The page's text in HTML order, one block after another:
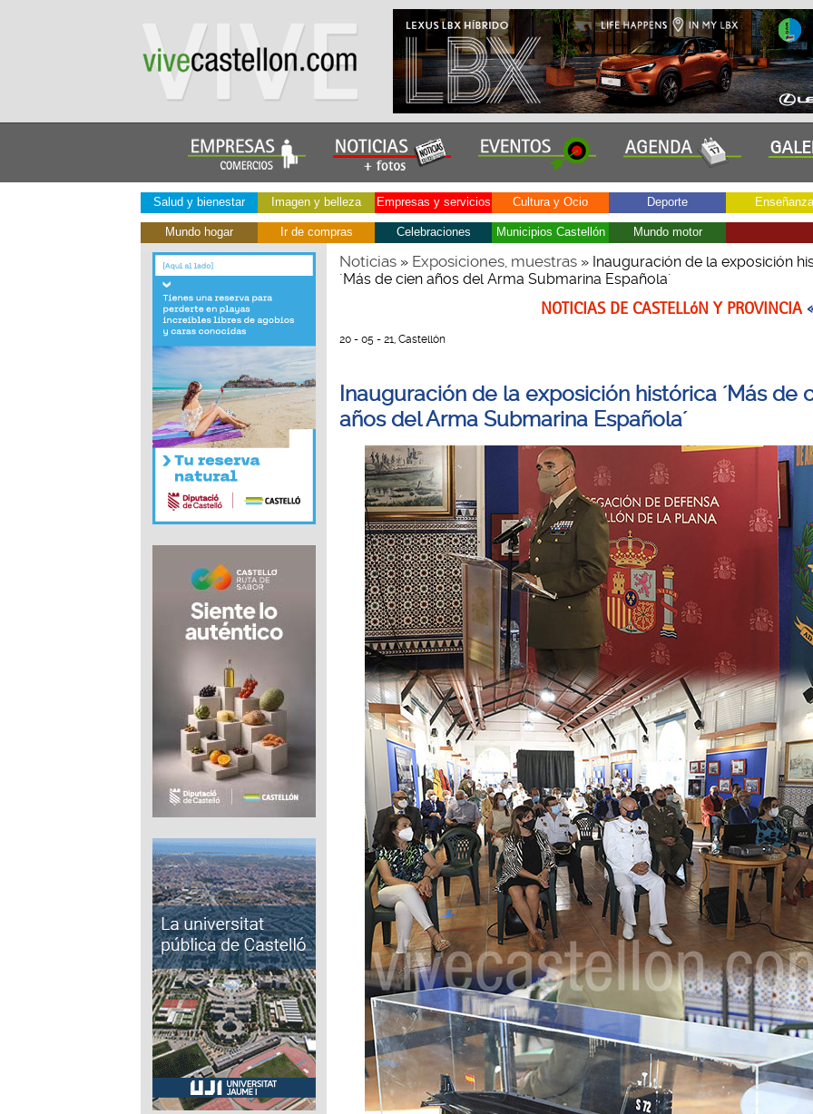
Salud y bienestar Imagen y belleza Empresas y servicios Cultura y Ocio Deporte Enseñanza
Mundo hogar Ir de compras Celebraciones Municipios Castellón Mundo motor
Noticias» Exposiciones, muestras» Inauguración de la exposición
´Más de cien años del Arma Submarina Española´
NOTICIAS DE CASTELLóN Y PROVINCIA
20 - 05 - 21, Castellón
Inauguración de la exposición histórica ´Más de
años del Arma Submarina Española´